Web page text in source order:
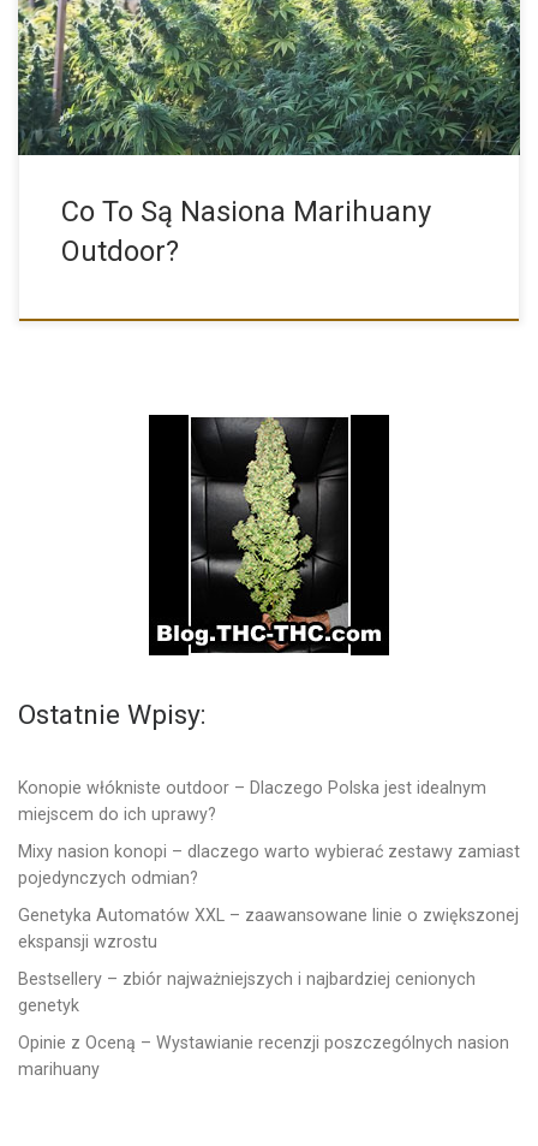
konopi przeznaczonych do […]
Co To Są Nasiona Marihuany
Outdoor?
Ostatnie Wpisy:
Konopie włókniste outdoor – Dlaczego Polska jest idealnym
miejscem do ich uprawy?
Mixy nasion konopi – dlaczego warto wybierać zestawy zamiast
pojedynczych odmian?
Genetyka Automatów XXL – zaawansowane linie o zwiększonej
ekspansji wzrostu
Bestsellery – zbiór najważniejszych i najbardziej cenionych
genetyk
Opinie z Oceną – Wystawianie recenzji poszczególnych nasion
marihuany